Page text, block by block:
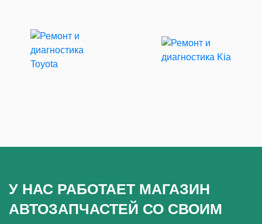
У НАС РАБОТАЕТ МАГАЗИН
АВТОЗАПЧАСТЕЙ СО СВОИМ